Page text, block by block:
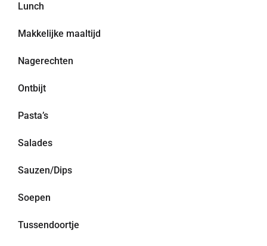
Lunch
Makkelijke maaltijd
Nagerechten
Ontbijt
Pasta’s
Salades
Sauzen/Dips
Soepen
Tussendoortje